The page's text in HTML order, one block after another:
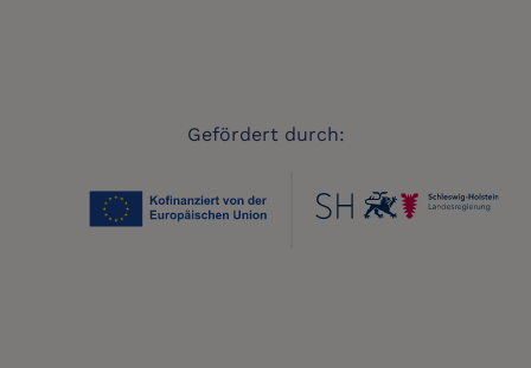
Gefördert durch: